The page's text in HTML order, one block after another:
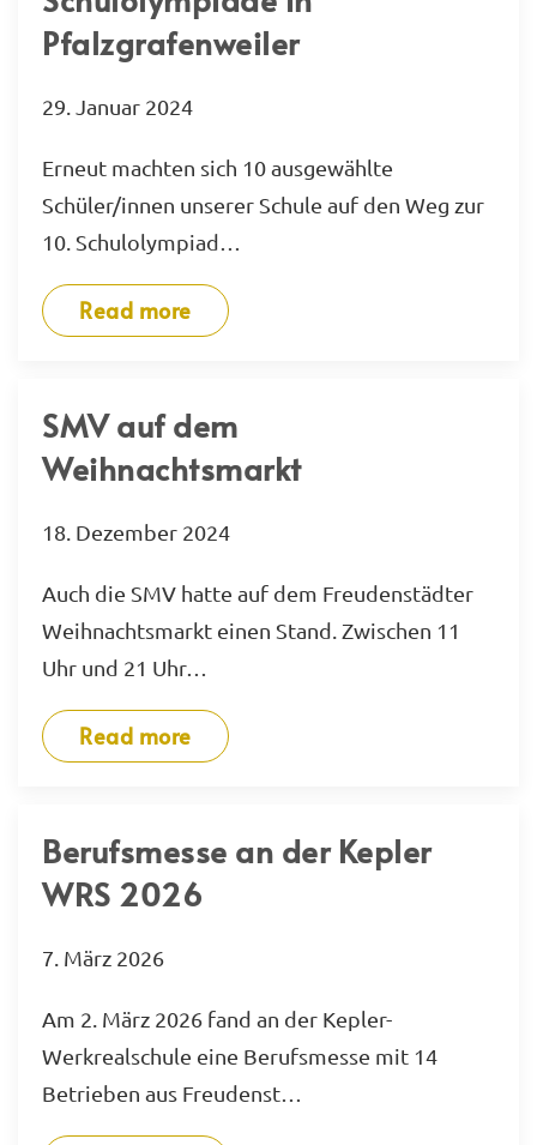
Pfalzgrafenweiler
29. Januar 2024
Erneut machten sich 10 ausgewählte
Schüler/innen unserer Schule auf den Weg zur
10. Schulolympiad…
Read more
SMV auf dem
Weihnachtsmarkt
18. Dezember 2024
Auch die SMV hatte auf dem Freudenstädter
Weihnachtsmarkt einen Stand. Zwischen 11
Uhr und 21 Uhr…
Read more
Berufsmesse an der Kepler
WRS 2026
7. März 2026
Am 2. März 2026 fand an der Kepler-
Werkrealschule eine Berufsmesse mit 14
Betrieben aus Freudenst…